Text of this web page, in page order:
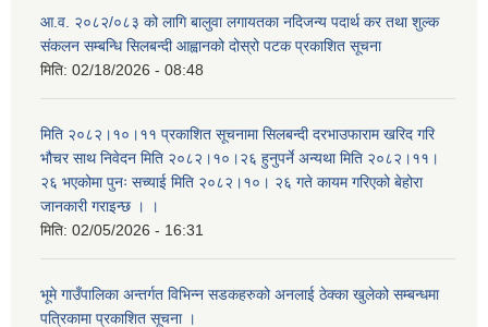
आ.व. २०८२/०८३ को लागि बालुवा लगायतका नदिजन्य पदार्थ कर तथा शुल्क
संकलन सम्बन्धि सिलबन्दी आह्वानको दोस्रो पटक प्रकाशित सूचना
मिति: 02/18/2026 - 08:48
मिति २०८२।१०।११ प्रकाशित सूचनामा सिलबन्दी दरभाउफाराम खरिद गरि
भौचर साथ निवेदन मिति २०८२।१०।२६ हुनुपर्ने अन्यथा मिति २०८२।११।
२६ भएकोमा पुनः सच्याई मिति २०८२।१०। २६ गते कायम गरिएको बेहोरा
जानकारी गराइन्छ । ।
मिति: 02/05/2026 - 16:31
भूमे गाउँपालिका अन्तर्गत विभिन्न सडकहरुको अनलाई ठेक्का खुलेको सम्बन्धमा
पत्रिकामा प्रकाशित सूचना ।